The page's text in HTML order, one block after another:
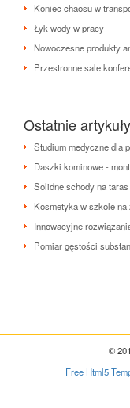
Koniec chaosu w
Łyk wody w pracy
Nowoczesne produkty
Przestronne sale
Ostatnie artykuły
Studium medyczne dla
Daszki kominowe -
Solidne schody na
Kosmetyka w szkole
Innowacyjne
Pomiar gęstości
©
Free Html5